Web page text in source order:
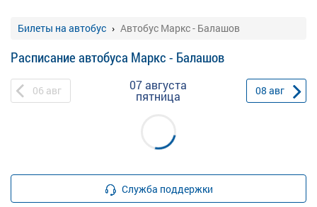
Билеты на автобус Автобус Маркс - Балашов
Расписание автобуса Маркс - Балашов
06 авг 07 августа
пятница 08 авг
Служба поддержки